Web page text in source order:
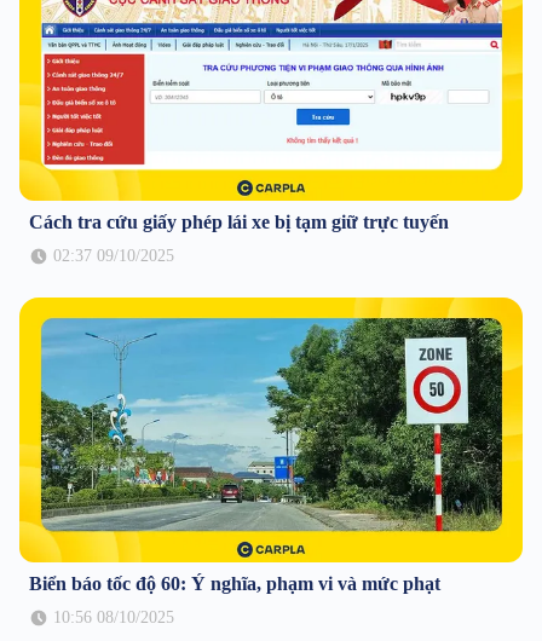
Cách tra cứu giấy phép lái xe bị tạm giữ trực tuyến
02:37 09/10/2025
Biển báo tốc độ 60: Ý nghĩa, phạm vi và mức phạt
10:56 08/10/2025